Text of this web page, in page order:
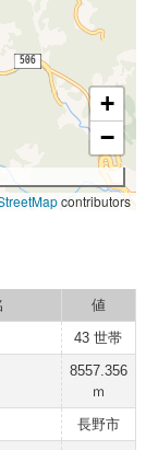
+
−
contributors
値
43 世帯
8557.356
ｍ
長野市